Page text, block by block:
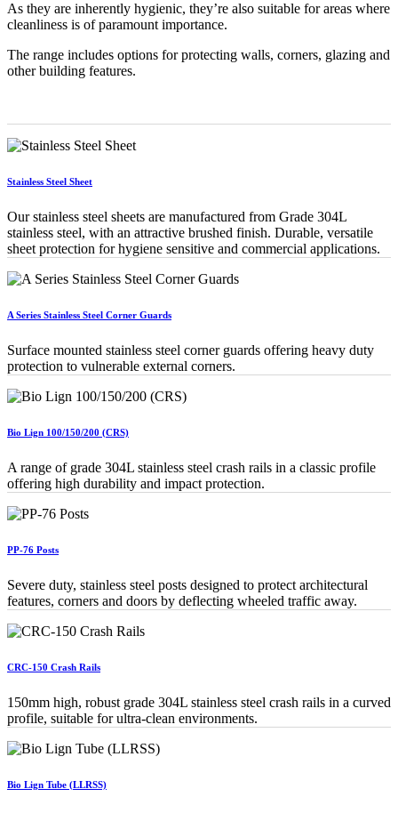
As they are inherently hygienic, they’re also suitable for areas where
cleanliness is of paramount importance.
The range includes options for protecting walls, corners, glazing and
other building features.
Stainless Steel Sheet
Our stainless steel sheets are manufactured from Grade 304L
stainless steel, with an attractive brushed finish. Durable, versatile
sheet protection for hygiene sensitive and commercial applications.
A Series Stainless Steel Corner Guards
Surface mounted stainless steel corner guards offering heavy duty
protection to vulnerable external corners.
Bio Lign 100/150/200 (CRS)
A range of grade 304L stainless steel crash rails in a classic profile
offering high durability and impact protection.
PP-76 Posts
Severe duty, stainless steel posts designed to protect architectural
features, corners and doors by deflecting wheeled traffic away.
CRC-150 Crash Rails
150mm high, robust grade 304L stainless steel crash rails in a curved
profile, suitable for ultra-clean environments.
Bio Lign Tube (LLRSS)